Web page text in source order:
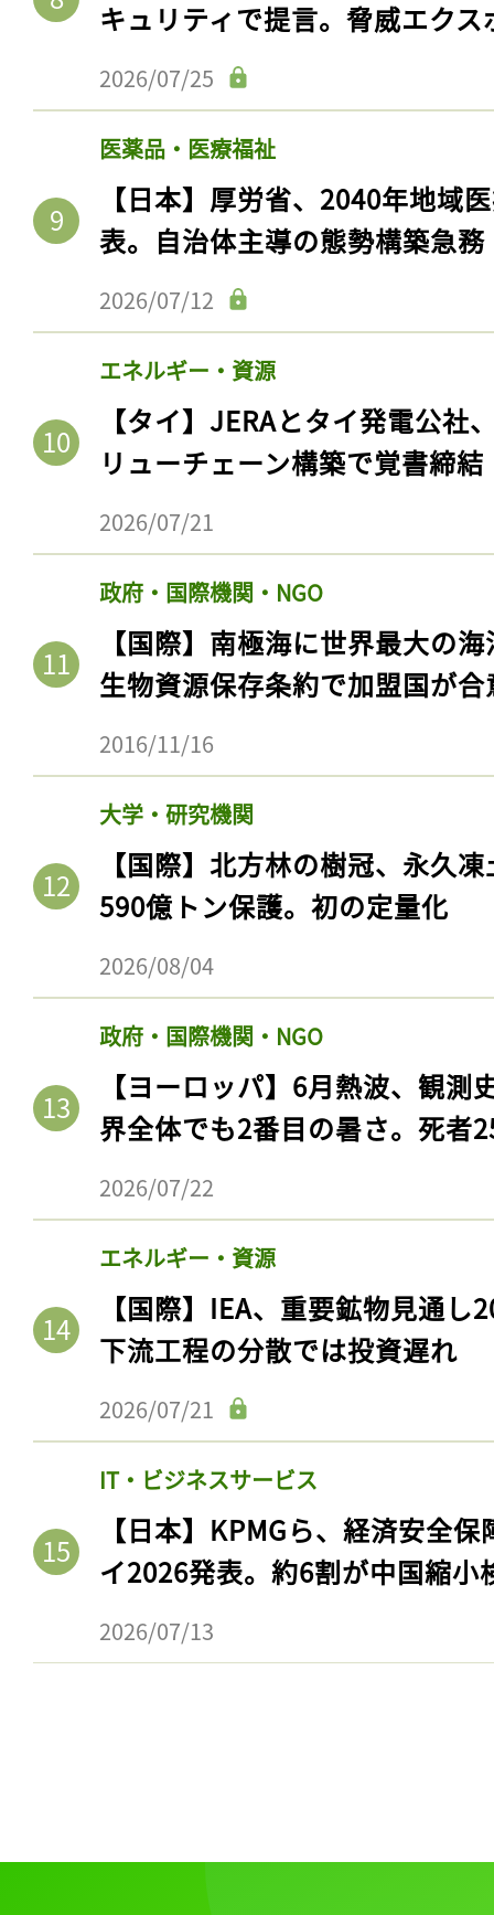
キュリティで提言。脅威エク
2026/07/25
医薬品・医療福祉
【日本】厚労省、2040年地域
表。自治体主導の態勢構築急務
2026/07/12
エネルギー・資源
【タイ】JERAとタイ発電公社
リューチェーン構築で覚書締結
2026/07/21
政府・国際機関・NGO
【国際】南極海に世界最大の
生物資源保存条約で加盟国が合
2016/11/16
大学・研究機関
【国際】北方林の樹冠、永久
590億トン保護。初の定量化
2026/08/04
政府・国際機関・NGO
【ヨーロッパ】6月熱波、観
界全体でも2番目の暑さ。死者
2026/07/22
エネルギー・資源
【国際】IEA、重要鉱物見通
下流工程の分散では投資遅れ
2026/07/21
IT・ビジネスサービス
【日本】KPMGら、経済安全
イ2026発表。約6割が中国縮小
2026/07/13
記事をお気に入りに
ログイン